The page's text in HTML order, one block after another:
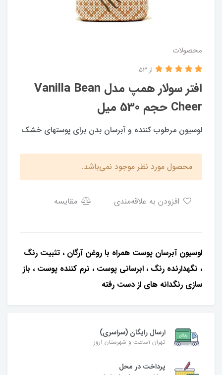
محصولات
افتر سولار همپ مدل Vanilla Bean
Cheer حجم 530 میل
از 53
لوسیون مرطوب کننده و آبرسان بدن برای پوستهای خشک
محصول مورد نظر موجود نمی‌باشد.
مقایسه
لوسیون آبرسان پوست همراه با روغن آرگان ، تثبیت رنگ
، نگهدارنده رنگ ، ابرسانی پوست ، نرم کننده پوست ، باز
سازی رنگدانه های از دست رفته
ارسال رایگان (سراسری)
تهران 1ساعت و شهرستان 1روز
پرداخت در محل